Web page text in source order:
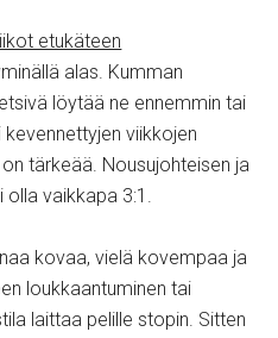
etukäteen
alas. Kumman
löytää ne ennemmin tai
viikkojen
tärkeää. Nousujohteisen ja
olla vaikkapa 3:1.
kovaa, vielä kovempaa ja
loukkaantuminen tai
laittaa pelille stopin. Sitten